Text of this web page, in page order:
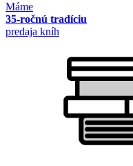
Máme
35-ročnú tradíciu
predaja kníh